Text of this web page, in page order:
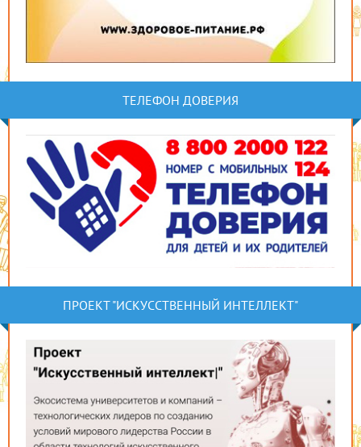
ТЕЛЕФОН ДОВЕРИЯ
ПРОЕКТ "ИСКУССТВЕННЫЙ ИНТЕЛЛЕКТ"